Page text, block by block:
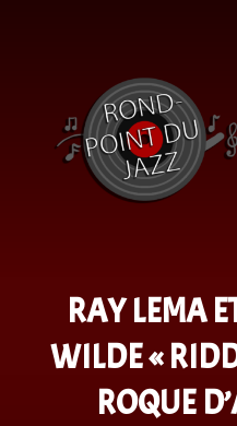
RAY LEMA
WILDE «
ROQUE